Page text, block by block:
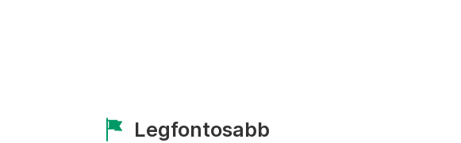
Legfontosabb